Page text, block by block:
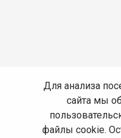
Для анализа
сайта мы
файлы cookie.